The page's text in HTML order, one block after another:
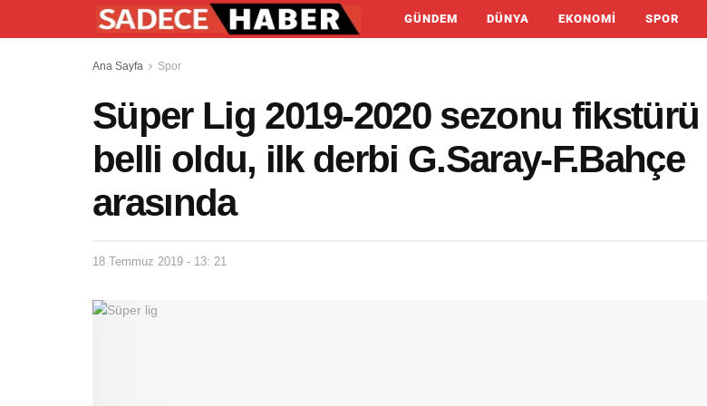
GÜNDEM DÜNYA EKONOMI SPOR
Ana Sayfa Spor
Süper Lig 2019-2020 sezonu fikstürü
belli oldu, ilk derbi G.Saray-F.Bahçe
arasında
18 Temmuz 2019 - 13: 21